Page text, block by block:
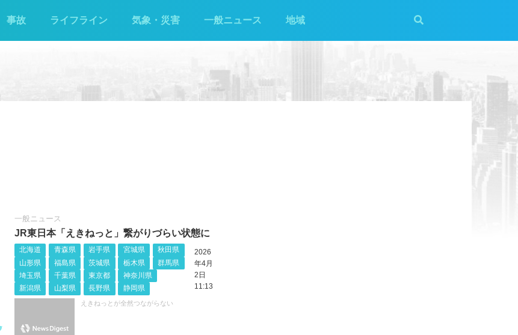
事故 ライフライン 気象・災害 一般ニュース 地域
一般ニュース
JR東日本「えきねっと」繋がりづらい状態に
北海道 青森県 岩手県 宮城県
秋田県
山形県
福島県 茨城県 栃木県
群馬県
埼玉県
千葉県 東京都
神奈川県
新潟県
山梨県 長野県 静岡県
2026
年4月
2日
11:13
えきねっとが全然つながらない